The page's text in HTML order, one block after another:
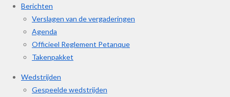
Berichten
Verslagen van de vergaderingen
Agenda
Officieel Reglement Petanque
Takenpakket
Wedstrijden
Gespeelde wedstrijden